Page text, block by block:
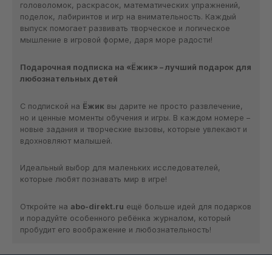
головоломок, раскрасок, математических упражнений,
поделок, лабиринтов и игр на внимательность. Каждый
выпуск помогает развивать творческое и логическое
мышление в игровой форме, даря море радости!
Подарочная подписка на «Ёжик» – лучший подарок для
любознательных детей
С подпиской на Ёжик вы дарите не просто развлечение,
но и ценные моменты обучения и игры. В каждом номере –
новые задания и творческие вызовы, которые увлекают и
вдохновляют малышей.
Идеальный выбор для маленьких исследователей,
которые любят познавать мир в игре!
Откройте на abo-direkt.ru ещё больше идей для подарков
и порадуйте особенного ребёнка журналом, который
пробудит его воображение и любознательность!